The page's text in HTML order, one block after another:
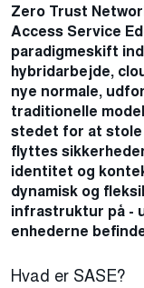
Zero Trust
Access Service
paradigmeskift
hybridarbejde,
nye normale,
traditionelle
stedet for at
flyttes
identitet og
dynamisk og
infrastruktur på -
enhederne
Hvad er SASE?